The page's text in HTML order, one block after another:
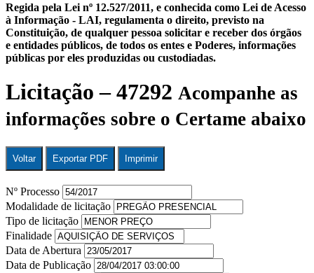
Regida pela Lei nº 12.527/2011, e conhecida como Lei de Acesso
à Informação - LAI, regulamenta o direito, previsto na
Constituição, de qualquer pessoa solicitar e receber dos órgãos
e entidades públicos, de todos os entes e Poderes, informações
públicas por eles produzidas ou custodiadas.
Licitação – 47292 Acompanhe as
informações sobre o Certame abaixo
Voltar Exportar PDF Imprimir
Nº Processo
Modalidade de licitação
Tipo de licitação
Finalidade
Data de Abertura
Data de Publicação